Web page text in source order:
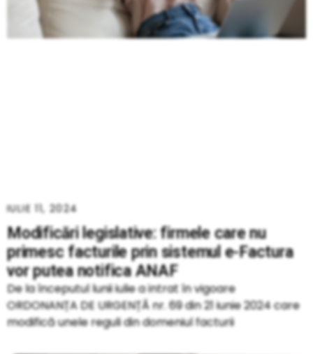
Modificări legislative: firmele care nu
primesc facturile prin sistemul e-Factura
vor putea notifica ANAF
IULIE 11, 2024
De la începutul lunii iulie a intrat în vigoare
ORDONANȚA DE URGENȚĂ nr. 69 din 21 iunie 2024 care
modifică unele reguli din domeniul facturii